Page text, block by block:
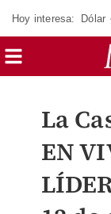
Hoy interesa: Dólar
La
EN